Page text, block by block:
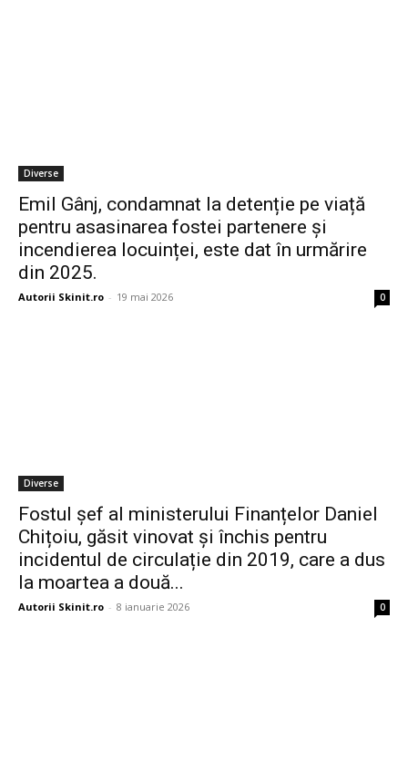
Diverse
Emil Gânj, condamnat la detenție pe viață
pentru asasinarea fostei partenere și
incendierea locuinței, este dat în urmărire
din 2025.
Autorii Skinit.ro - 19 mai 2026 0
Diverse
Fostul șef al ministerului Finanțelor Daniel
Chițoiu, găsit vinovat și închis pentru
incidentul de circulație din 2019, care a dus
la moartea a două...
Autorii Skinit.ro - 8 ianuarie 2026 0